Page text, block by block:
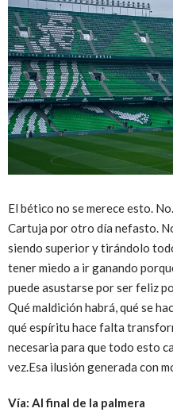
El bético no se merece esto.
Cartuja por otro día nefasto.
siendo superior y tirándolo
tener miedo a ir ganando
puede asustarse por ser feliz
Qué maldición habrá, qué se
qué espíritu hace falta
necesaria para que todo esto
vez.Esa ilusión generada con
Vía: Al final de la palmera